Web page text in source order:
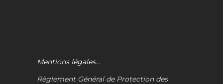
Mentions légales…
Règlement Général de Protection des